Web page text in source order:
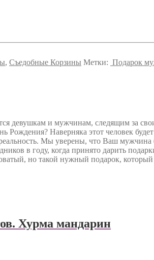
, Съедобные Корзины Метки: Подарок
девушкам и мужчинам, следящим за
Наверняка этот человек
Мы уверены, что Ваш мужчина
в году, когда принято дарить
но такой нужный подарок,
Хурма мандарин